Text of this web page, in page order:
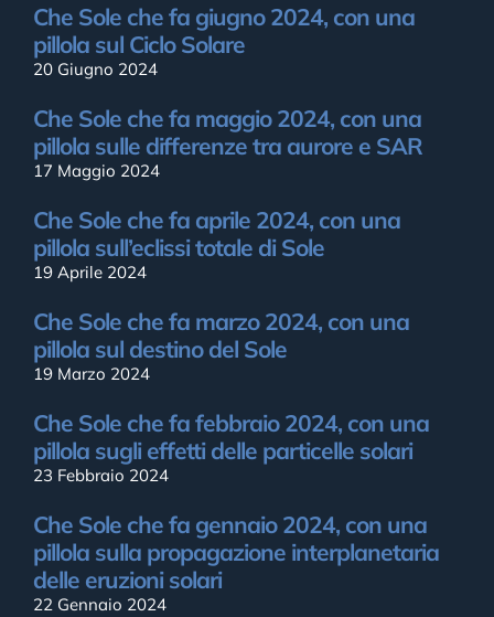
Che Sole che fa giugno 2024, con una
pillola sul Ciclo Solare
20 Giugno 2024
Che Sole che fa maggio 2024, con una
pillola sulle differenze tra aurore e SAR
17 Maggio 2024
Che Sole che fa aprile 2024, con una
pillola sull’eclissi totale di Sole
19 Aprile 2024
Che Sole che fa marzo 2024, con una
pillola sul destino del Sole
19 Marzo 2024
Che Sole che fa febbraio 2024, con una
pillola sugli effetti delle particelle solari
23 Febbraio 2024
Che Sole che fa gennaio 2024, con una
pillola sulla propagazione interplanetaria
delle eruzioni solari
22 Gennaio 2024